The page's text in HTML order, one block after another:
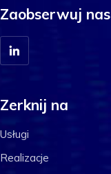
Zaobserwuj nas
Zerknij na
Usługi
Realizacje